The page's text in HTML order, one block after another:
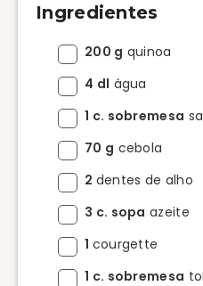
Ingredientes
200 g quinoa
4 dl água
1 c. sobremesa
70 g cebola
2 dentes de alho
3 c. sopa azeite
1 courgette
1 c. sobremesa